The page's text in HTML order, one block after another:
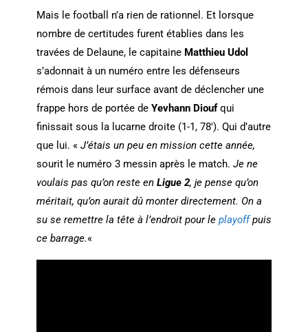
Mais le football n’a rien de rationnel. Et lorsque
nombre de certitudes furent établies dans les
travées de Delaune, le capitaine Matthieu Udol
s’adonnait à un numéro entre les défenseurs
rémois dans leur surface avant de déclencher une
frappe hors de portée de Yevhann Dioufqui
finissait sous la lucarne droite (1-1, 78′). Qui d’autre
que lui. « J’étais un peu en mission cette année,
sourit le numéro 3 messin après le match. Je ne
voulais pas qu’on reste en Ligue 2, je pense qu’on
méritait, qu’on aurait dû monter directement. On a
su se remettre la tête à l’endroit pour le playoffpuis
ce barrage.«